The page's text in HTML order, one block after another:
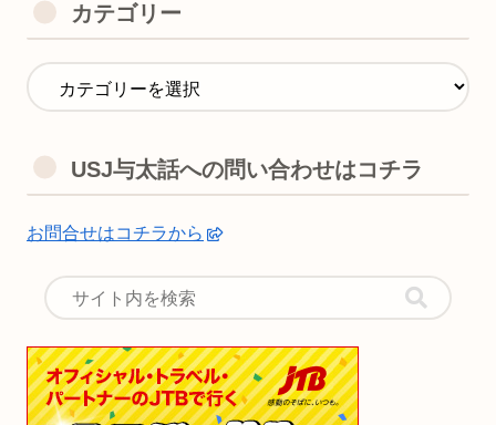
カテゴリー
USJ与太話への問い合わせはコチラ
お問合せはコチラから